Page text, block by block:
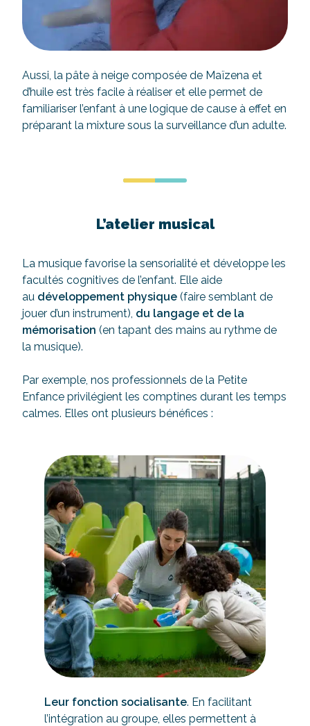
Aussi, la pâte à neige composée de Maïzena et
d’huile est très facile à réaliser et elle permet de
familiariser l’enfant à une logique de cause à effet en
préparant la mixture sous la surveillance d’un adulte.
L’atelier musical
La musique favorise la sensorialité et développe les
facultés cognitives de l’enfant. Elle aide
au développement physique (faire semblant de
jouer d’un instrument), du langage et de la
mémorisation (en tapant des mains au rythme de
la musique).
Par exemple, nos professionnels de la Petite
Enfance privilégient les comptines durant les temps
calmes. Elles ont plusieurs bénéfices :
Leur fonction socialisante. En facilitant
l’intégration au groupe, elles permettent à